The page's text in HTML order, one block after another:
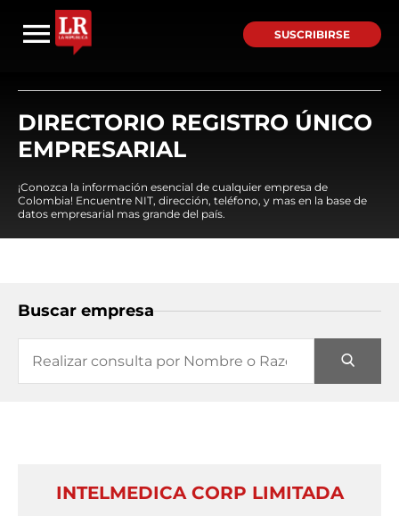
SUSCRIBIRSE
DIRECTORIO REGISTRO ÚNICO
EMPRESARIAL
¡Conozca la información esencial de cualquier empresa de
Colombia! Encuentre NIT, dirección, teléfono, y mas en la base de
datos empresarial mas grande del país.
Buscar empresa
INTELMEDICA CORP LIMITADA